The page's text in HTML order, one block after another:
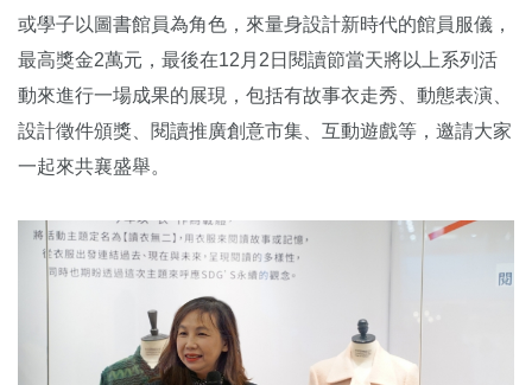
或學子以圖書館員為角色，來量身設計新時代的館員服儀，
最高獎金2萬元，最後在12月2日閱讀節當天將以上系列活
動來進行一場成果的展現，包括有故事衣走秀、動態表演、
設計徵件頒獎、閱讀推廣創意市集、互動遊戲等，邀請大家
一起來共襄盛舉。